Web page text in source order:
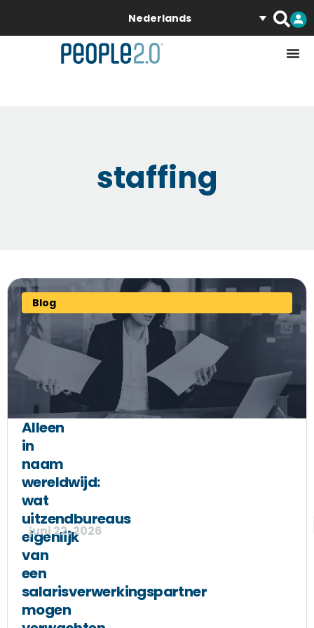
Nederlands
staffing
Blog
Alleen
in
naam
wereldwijd:
wat
uitzendbureaus
eigenlijk
van
een
salarisverwerkingspartner
mogen
juni 22, 2026